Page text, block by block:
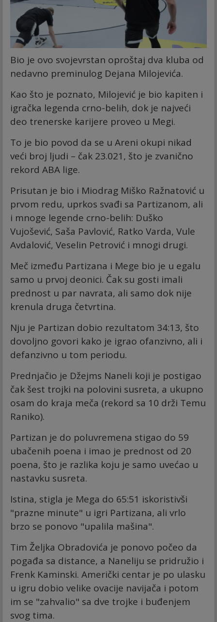
Bio je ovo svojevrstan oproštaj dva kluba od
nedavno preminulog Dejana Milojevića.
Kao što je poznato, Milojević je bio kapiten i
igračka legenda crno-belih, dok je najveći
deo trenerske karijere proveo u Megi.
To je bio povod da se u Areni okupi nikad
veći broj ljudi – čak 23.021, što je zvanično
rekord ABA lige.
Prisutan je bio i Miodrag Miško Ražnatović u
prvom redu, uprkos svađi sa Partizanom, ali
i mnoge legende crno-belih: Duško
Vujošević, Saša Pavlović, Ratko Varda, Vule
Avdalović, Veselin Petrović i mnogi drugi.
Meč između Partizana i Mege bio je u egalu
samo u prvoj deonici. Čak su gosti imali
prednost u par navrata, ali samo dok nije
krenula druga četvrtina.
Nju je Partizan dobio rezultatom 34:13, što
dovoljno govori kako je igrao ofanzivno, ali i
defanzivno u tom periodu.
Prednjačio je Džejms Naneli koji je postigao
čak šest trojki na polovini susreta, a ukupno
osam do kraja meča (rekord sa 10 drži Temu
Raniko).
Partizan je do poluvremena stigao do 59
ubačenih poena i imao je prednost od 20
poena, što je razlika koju je samo uvećao u
nastavku susreta.
Istina, stigla je Mega do 65:51 iskoristivši
"prazne minute" u igri Partizana, ali vrlo
brzo se ponovo "upalila mašina".
Tim Željka Obradovića je ponovo počeo da
pogađa sa distance, a Naneliju se pridružio i
Frenk Kaminski. Američki centar je po ulasku
u igru dobio velike ovacije navijača i potom
im se "zahvalio" sa dve trojke i buđenjem
svog tima.